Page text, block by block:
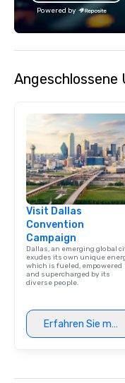
Powered by
Angeschlossene
Visit Dallas
Convention
Campaign
Dallas, an emerging global
exudes its own unique
which is fueled, empowered
and supercharged by its
diverse people.
Erfahren Sie mehr